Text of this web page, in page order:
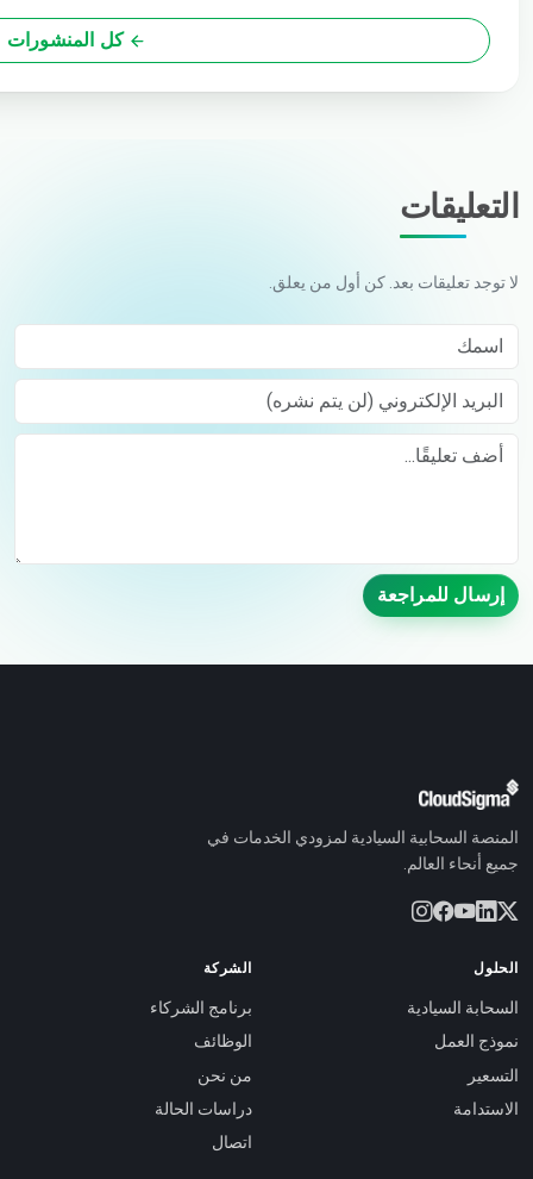
كل المنشورات
التعليقات
لا توجد تعليقات بعد. كن أول من يعلق.
اسمك
البريد الإلكتروني (لن يتم نشره)
إرسال للمراجعة
المنصة السحابية السيادية لمزودي الخدمات في
جميع أنحاء العالم.
الحلول
السحابة السيادية
نموذج العمل
التسعير
الاستدامة
الشركة
برنامج الشركاء
الوظائف
من نحن
دراسات الحالة
اتصال